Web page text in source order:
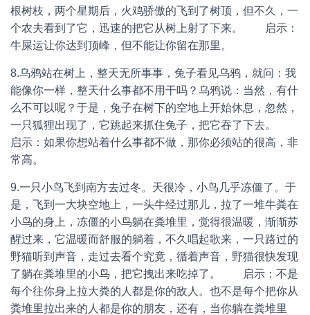
根树枝，两个星期后，火鸡骄傲的飞到了树顶，但不久，一
个农夫看到了它，迅速的把它从树上射了下来。 启示：
牛屎运让你达到顶峰，但不能让你留在那里。
8.乌鸦站在树上，整天无所事事，兔子看见乌鸦，就问：我
能像你一样，整天什么事都不用干吗？乌鸦说：当然，有什
么不可以呢？于是，兔子在树下的空地上开始休息，忽然，
一只狐狸出现了，它跳起来抓住兔子，把它吞了下去。
启示：如果你想站着什么事都不做，那你必须站的很高，非
常高。
9.一只小鸟飞到南方去过冬。天很冷，小鸟几乎冻僵了。于
是，飞到一大块空地上，一头牛经过那儿，拉了一堆牛粪在
小鸟的身上，冻僵的小鸟躺在粪堆里，觉得很温暖，渐渐苏
醒过来，它温暖而舒服的躺着，不久唱起歌来，一只路过的
野猫听到声音，走过去看个究竟，循着声音，野猫很快发现
了躺在粪堆里的小鸟，把它拽出来吃掉了。 启示：不是
每个往你身上拉大粪的人都是你的敌人。也不是每个把你从
粪堆里拉出来的人都是你的朋友，还有，当你躺在粪堆里